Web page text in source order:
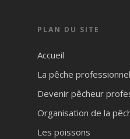
PLAN DU SITE
Accueil
La pêche
Devenir pêcheur
Organisation de la
Les poissons